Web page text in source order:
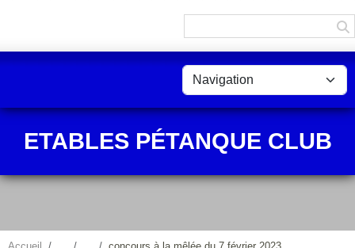
ETABLES PÉTANQUE CLUB